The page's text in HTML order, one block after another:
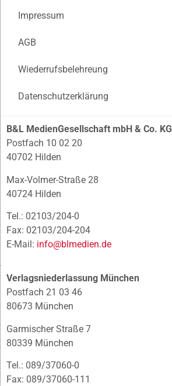
Impressum
AGB
Wiederrufsbelehreung
Datenschutzerklärung
B&L MedienGesellschaft mbH & Co. KG
Postfach 10 02 20
40702 Hilden
Max-Volmer-Straße 28
40724 Hilden
Tel.: 02103/204-0
Fax: 02103/204-204
E-Mail: info@blmedien.de
Verlagsniederlassung München
Postfach 21 03 46
80673 München
Garmischer Straße 7
80339 München
Tel.: 089/37060-0
Fax: 089/37060-111